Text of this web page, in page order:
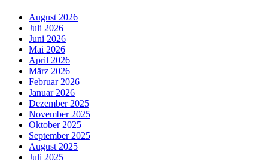
August 2026
Juli 2026
Juni 2026
Mai 2026
April 2026
März 2026
Februar 2026
Januar 2026
Dezember 2025
November 2025
Oktober 2025
September 2025
August 2025
Juli 2025